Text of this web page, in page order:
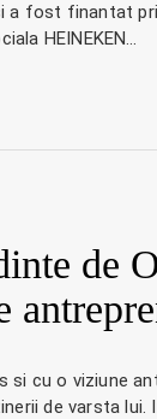
a fost finantat
HEINEKEN…
de
si cu o viziune
de varsta lui.